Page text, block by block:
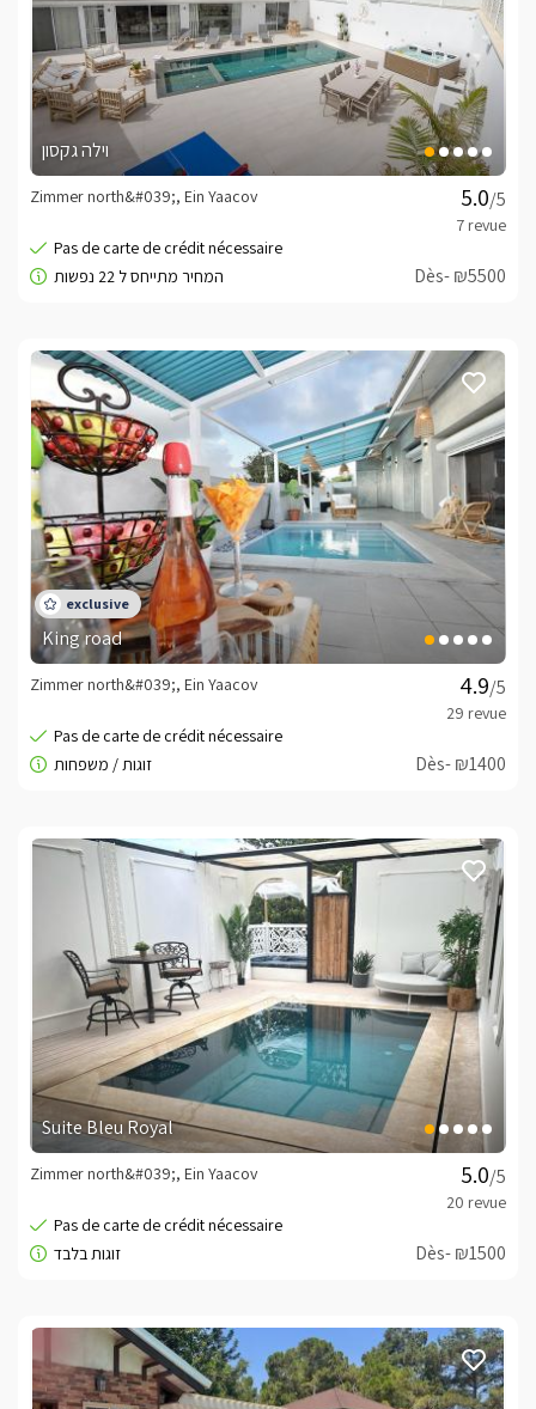
וילה גקסון
/5
Zimmer north&#039;, Ein Yaacov
Dès- ₪5500
King road
/5
Zimmer north&#039;, Ein Yaacov
Dès- ₪1400
Suite Bleu Royal
/5
Zimmer north&#039;, Ein Yaacov
Dès- ₪1500